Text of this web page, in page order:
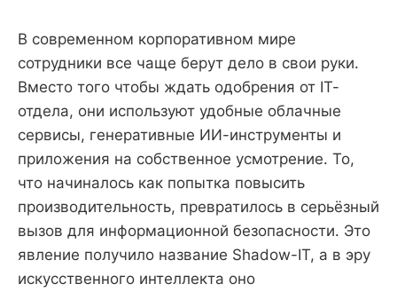
В современном корпоративном мире
сотрудники все чаще берут дело в свои руки.
Вместо того чтобы ждать одобрения от IT-
отдела, они используют удобные облачные
сервисы, генеративные ИИ-инструменты и
приложения на собственное усмотрение. То,
что начиналось как попытка повысить
производительность, превратилось в серьёзный
вызов для информационной безопасности. Это
явление получило название Shadow-IT, а в эру
искусственного интеллекта оно